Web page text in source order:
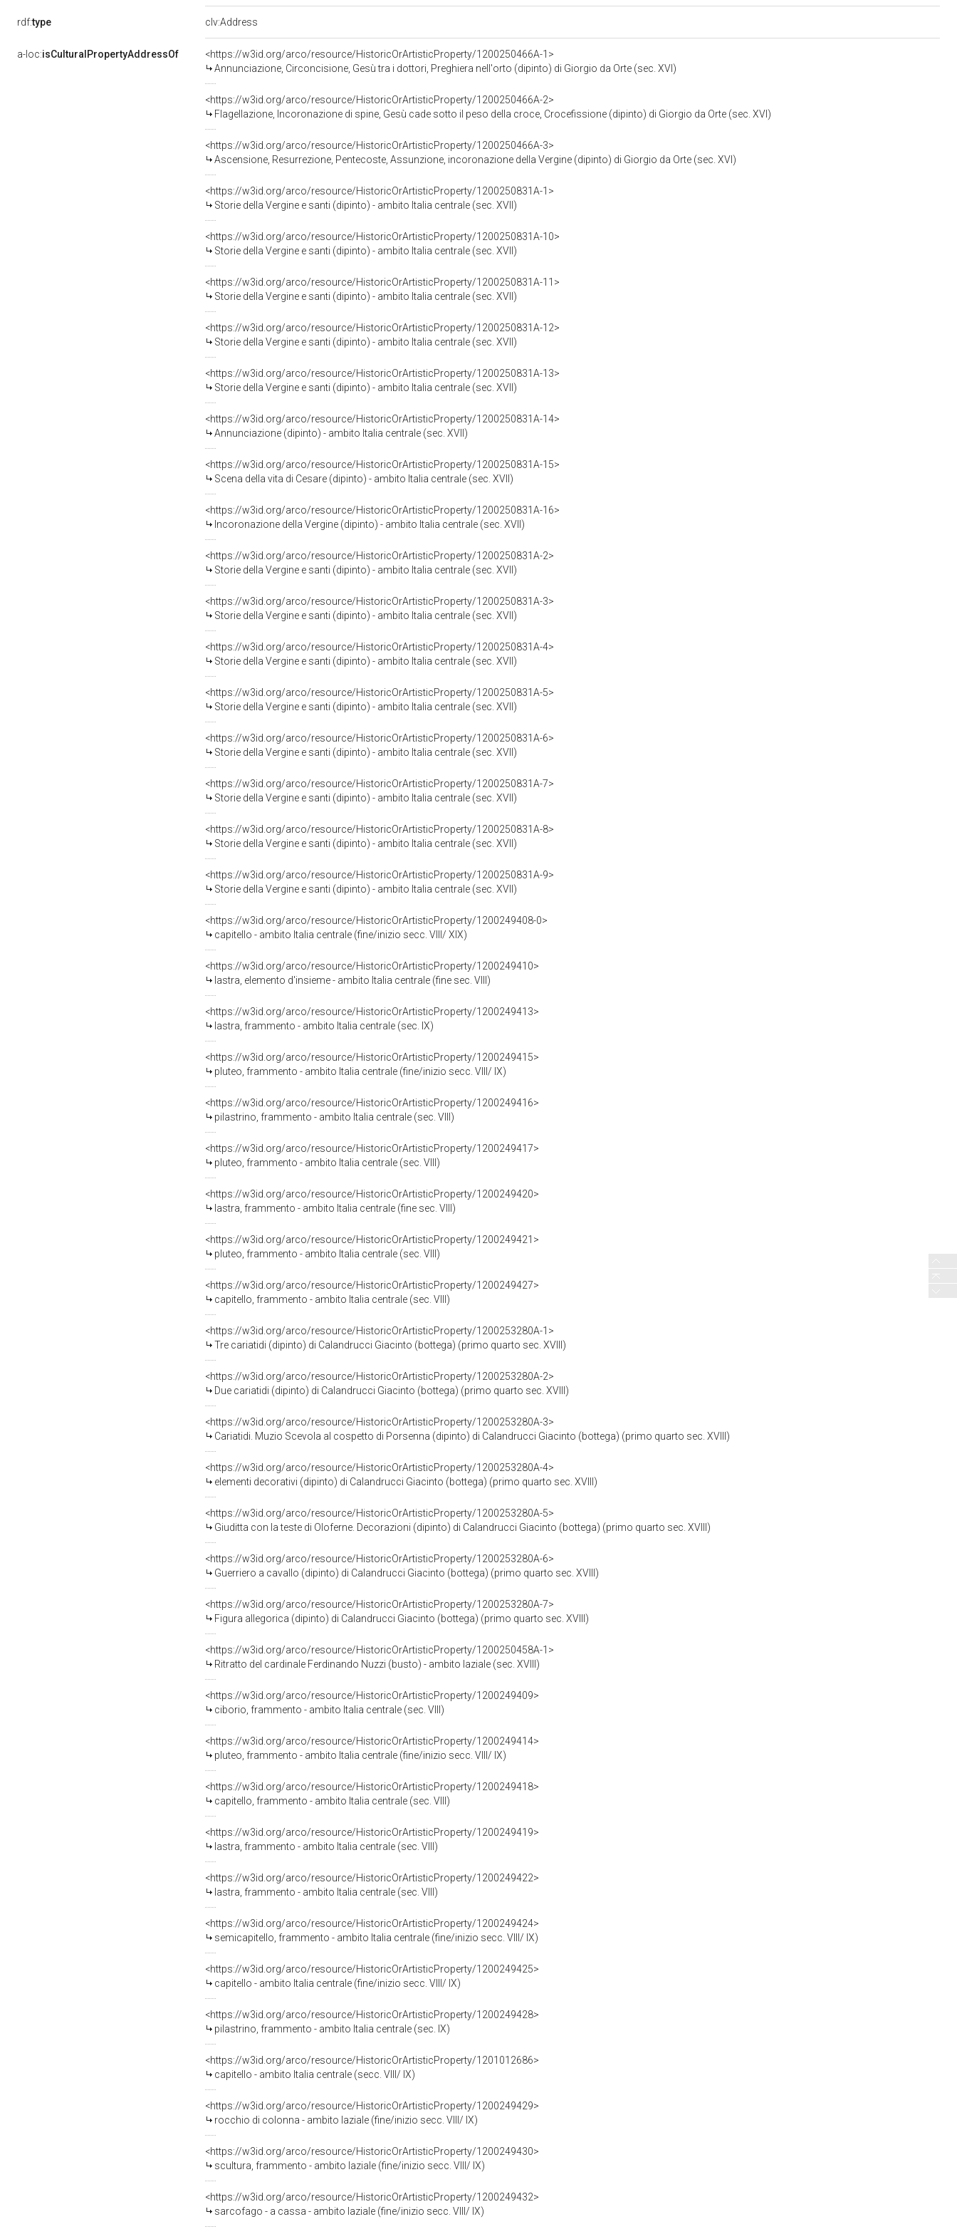
rdf:type clv:Address
a-loc:isCulturalPropertyAddressOf
<https://w3id.org/arco/resource/HistoricOrArtisticProperty/1200250466A-1>
Annunciazione, Circoncisione, Gesù tra i dottori, Preghiera nell'orto (dipinto) di Giorgio da Orte (sec. XVI)
<https://w3id.org/arco/resource/HistoricOrArtisticProperty/1200250466A-2>
Flagellazione, Incoronazione di spine, Gesù cade sotto il peso della croce, Crocefissione (dipinto) di Giorgio da Orte (sec. XVI)
<https://w3id.org/arco/resource/HistoricOrArtisticProperty/1200250466A-3>
Ascensione, Resurrezione, Pentecoste, Assunzione, incoronazione della Vergine (dipinto) di Giorgio da Orte (sec. XVI)
<https://w3id.org/arco/resource/HistoricOrArtisticProperty/1200250831A-1>
Storie della Vergine e santi (dipinto) - ambito Italia centrale (sec. XVII)
<https://w3id.org/arco/resource/HistoricOrArtisticProperty/1200250831A-10>
Storie della Vergine e santi (dipinto) - ambito Italia centrale (sec. XVII)
<https://w3id.org/arco/resource/HistoricOrArtisticProperty/1200250831A-11>
Storie della Vergine e santi (dipinto) - ambito Italia centrale (sec. XVII)
<https://w3id.org/arco/resource/HistoricOrArtisticProperty/1200250831A-12>
Storie della Vergine e santi (dipinto) - ambito Italia centrale (sec. XVII)
<https://w3id.org/arco/resource/HistoricOrArtisticProperty/1200250831A-13>
Storie della Vergine e santi (dipinto) - ambito Italia centrale (sec. XVII)
<https://w3id.org/arco/resource/HistoricOrArtisticProperty/1200250831A-14>
Annunciazione (dipinto) - ambito Italia centrale (sec. XVII)
<https://w3id.org/arco/resource/HistoricOrArtisticProperty/1200250831A-15>
Scena della vita di Cesare (dipinto) - ambito Italia centrale (sec. XVII)
<https://w3id.org/arco/resource/HistoricOrArtisticProperty/1200250831A-16>
Incoronazione della Vergine (dipinto) - ambito Italia centrale (sec. XVII)
<https://w3id.org/arco/resource/HistoricOrArtisticProperty/1200250831A-2>
Storie della Vergine e santi (dipinto) - ambito Italia centrale (sec. XVII)
<https://w3id.org/arco/resource/HistoricOrArtisticProperty/1200250831A-3>
Storie della Vergine e santi (dipinto) - ambito Italia centrale (sec. XVII)
<https://w3id.org/arco/resource/HistoricOrArtisticProperty/1200250831A-4>
Storie della Vergine e santi (dipinto) - ambito Italia centrale (sec. XVII)
<https://w3id.org/arco/resource/HistoricOrArtisticProperty/1200250831A-5>
Storie della Vergine e santi (dipinto) - ambito Italia centrale (sec. XVII)
<https://w3id.org/arco/resource/HistoricOrArtisticProperty/1200250831A-6>
Storie della Vergine e santi (dipinto) - ambito Italia centrale (sec. XVII)
<https://w3id.org/arco/resource/HistoricOrArtisticProperty/1200250831A-7>
Storie della Vergine e santi (dipinto) - ambito Italia centrale (sec. XVII)
<https://w3id.org/arco/resource/HistoricOrArtisticProperty/1200250831A-8>
Storie della Vergine e santi (dipinto) - ambito Italia centrale (sec. XVII)
<https://w3id.org/arco/resource/HistoricOrArtisticProperty/1200250831A-9>
Storie della Vergine e santi (dipinto) - ambito Italia centrale (sec. XVII)
<https://w3id.org/arco/resource/HistoricOrArtisticProperty/1200249408-0>
capitello - ambito Italia centrale (fine/inizio secc. VIII/ XIX)
<https://w3id.org/arco/resource/HistoricOrArtisticProperty/1200249410>
lastra, elemento d'insieme - ambito Italia centrale (fine sec. VIII)
<https://w3id.org/arco/resource/HistoricOrArtisticProperty/1200249413>
lastra, frammento - ambito Italia centrale (sec. IX)
<https://w3id.org/arco/resource/HistoricOrArtisticProperty/1200249415>
pluteo, frammento - ambito Italia centrale (fine/inizio secc. VIII/ IX)
<https://w3id.org/arco/resource/HistoricOrArtisticProperty/1200249416>
pilastrino, frammento - ambito Italia centrale (sec. VIII)
<https://w3id.org/arco/resource/HistoricOrArtisticProperty/1200249417>
pluteo, frammento - ambito Italia centrale (sec. VIII)
<https://w3id.org/arco/resource/HistoricOrArtisticProperty/1200249420>
lastra, frammento - ambito Italia centrale (fine sec. VIII)
<https://w3id.org/arco/resource/HistoricOrArtisticProperty/1200249421>
pluteo, frammento - ambito Italia centrale (sec. VIII)
<https://w3id.org/arco/resource/HistoricOrArtisticProperty/1200249427>
capitello, frammento - ambito Italia centrale (sec. VIII)
<https://w3id.org/arco/resource/HistoricOrArtisticProperty/1200253280A-1>
Tre cariatidi (dipinto) di Calandrucci Giacinto (bottega) (primo quarto sec. XVIII)
<https://w3id.org/arco/resource/HistoricOrArtisticProperty/1200253280A-2>
Due cariatidi (dipinto) di Calandrucci Giacinto (bottega) (primo quarto sec. XVIII)
<https://w3id.org/arco/resource/HistoricOrArtisticProperty/1200253280A-3>
Cariatidi. Muzio Scevola al cospetto di Porsenna (dipinto) di Calandrucci Giacinto (bottega) (primo quarto sec. XVIII)
<https://w3id.org/arco/resource/HistoricOrArtisticProperty/1200253280A-4>
elementi decorativi (dipinto) di Calandrucci Giacinto (bottega) (primo quarto sec. XVIII)
<https://w3id.org/arco/resource/HistoricOrArtisticProperty/1200253280A-5>
Giuditta con la teste di Oloferne. Decorazioni (dipinto) di Calandrucci Giacinto (bottega) (primo quarto sec. XVIII)
<https://w3id.org/arco/resource/HistoricOrArtisticProperty/1200253280A-6>
Guerriero a cavallo (dipinto) di Calandrucci Giacinto (bottega) (primo quarto sec. XVIII)
<https://w3id.org/arco/resource/HistoricOrArtisticProperty/1200253280A-7>
Figura allegorica (dipinto) di Calandrucci Giacinto (bottega) (primo quarto sec. XVIII)
<https://w3id.org/arco/resource/HistoricOrArtisticProperty/1200250458A-1>
Ritratto del cardinale Ferdinando Nuzzi (busto) - ambito laziale (sec. XVIII)
<https://w3id.org/arco/resource/HistoricOrArtisticProperty/1200249409>
ciborio, frammento - ambito Italia centrale (sec. VIII)
<https://w3id.org/arco/resource/HistoricOrArtisticProperty/1200249414>
pluteo, frammento - ambito Italia centrale (fine/inizio secc. VIII/ IX)
<https://w3id.org/arco/resource/HistoricOrArtisticProperty/1200249418>
capitello, frammento - ambito Italia centrale (sec. VIII)
<https://w3id.org/arco/resource/HistoricOrArtisticProperty/1200249419>
lastra, frammento - ambito Italia centrale (sec. VIII)
<https://w3id.org/arco/resource/HistoricOrArtisticProperty/1200249422>
lastra, frammento - ambito Italia centrale (sec. VIII)
<https://w3id.org/arco/resource/HistoricOrArtisticProperty/1200249424>
semicapitello, frammento - ambito Italia centrale (fine/inizio secc. VIII/ IX)
<https://w3id.org/arco/resource/HistoricOrArtisticProperty/1200249425>
capitello - ambito Italia centrale (fine/inizio secc. VIII/ IX)
<https://w3id.org/arco/resource/HistoricOrArtisticProperty/1200249428>
pilastrino, frammento - ambito Italia centrale (sec. IX)
<https://w3id.org/arco/resource/HistoricOrArtisticProperty/1201012686>
capitello - ambito Italia centrale (secc. VIII/ IX)
<https://w3id.org/arco/resource/HistoricOrArtisticProperty/1200249429>
rocchio di colonna - ambito laziale (fine/inizio secc. VIII/ IX)
<https://w3id.org/arco/resource/HistoricOrArtisticProperty/1200249430>
scultura, frammento - ambito laziale (fine/inizio secc. VIII/ IX)
<https://w3id.org/arco/resource/HistoricOrArtisticProperty/1200249432>
sarcofago - a cassa - ambito laziale (fine/inizio secc. VIII/ IX)